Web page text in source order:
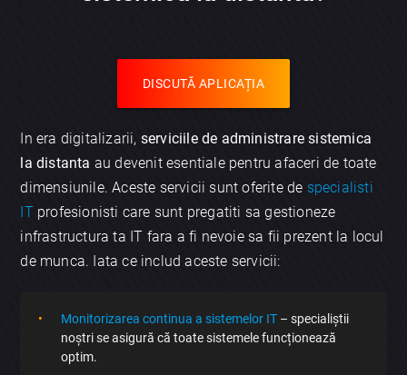
DISCUTĂ APLICAȚIA
In era digitalizarii, serviciile de administrare sistemica
la distanta au devenit esentiale pentru afaceri de toate
dimensiunile. Aceste servicii sunt oferite de specialisti
ITprofesionisti care sunt pregatiti sa gestioneze
infrastructura ta IT fara a fi nevoie sa fii prezent la locul
de munca. Iata ce includ aceste servicii:
Monitorizarea continua a sistemelor IT – specialiștii
noștri se asigură că toate sistemele funcționează
optim.